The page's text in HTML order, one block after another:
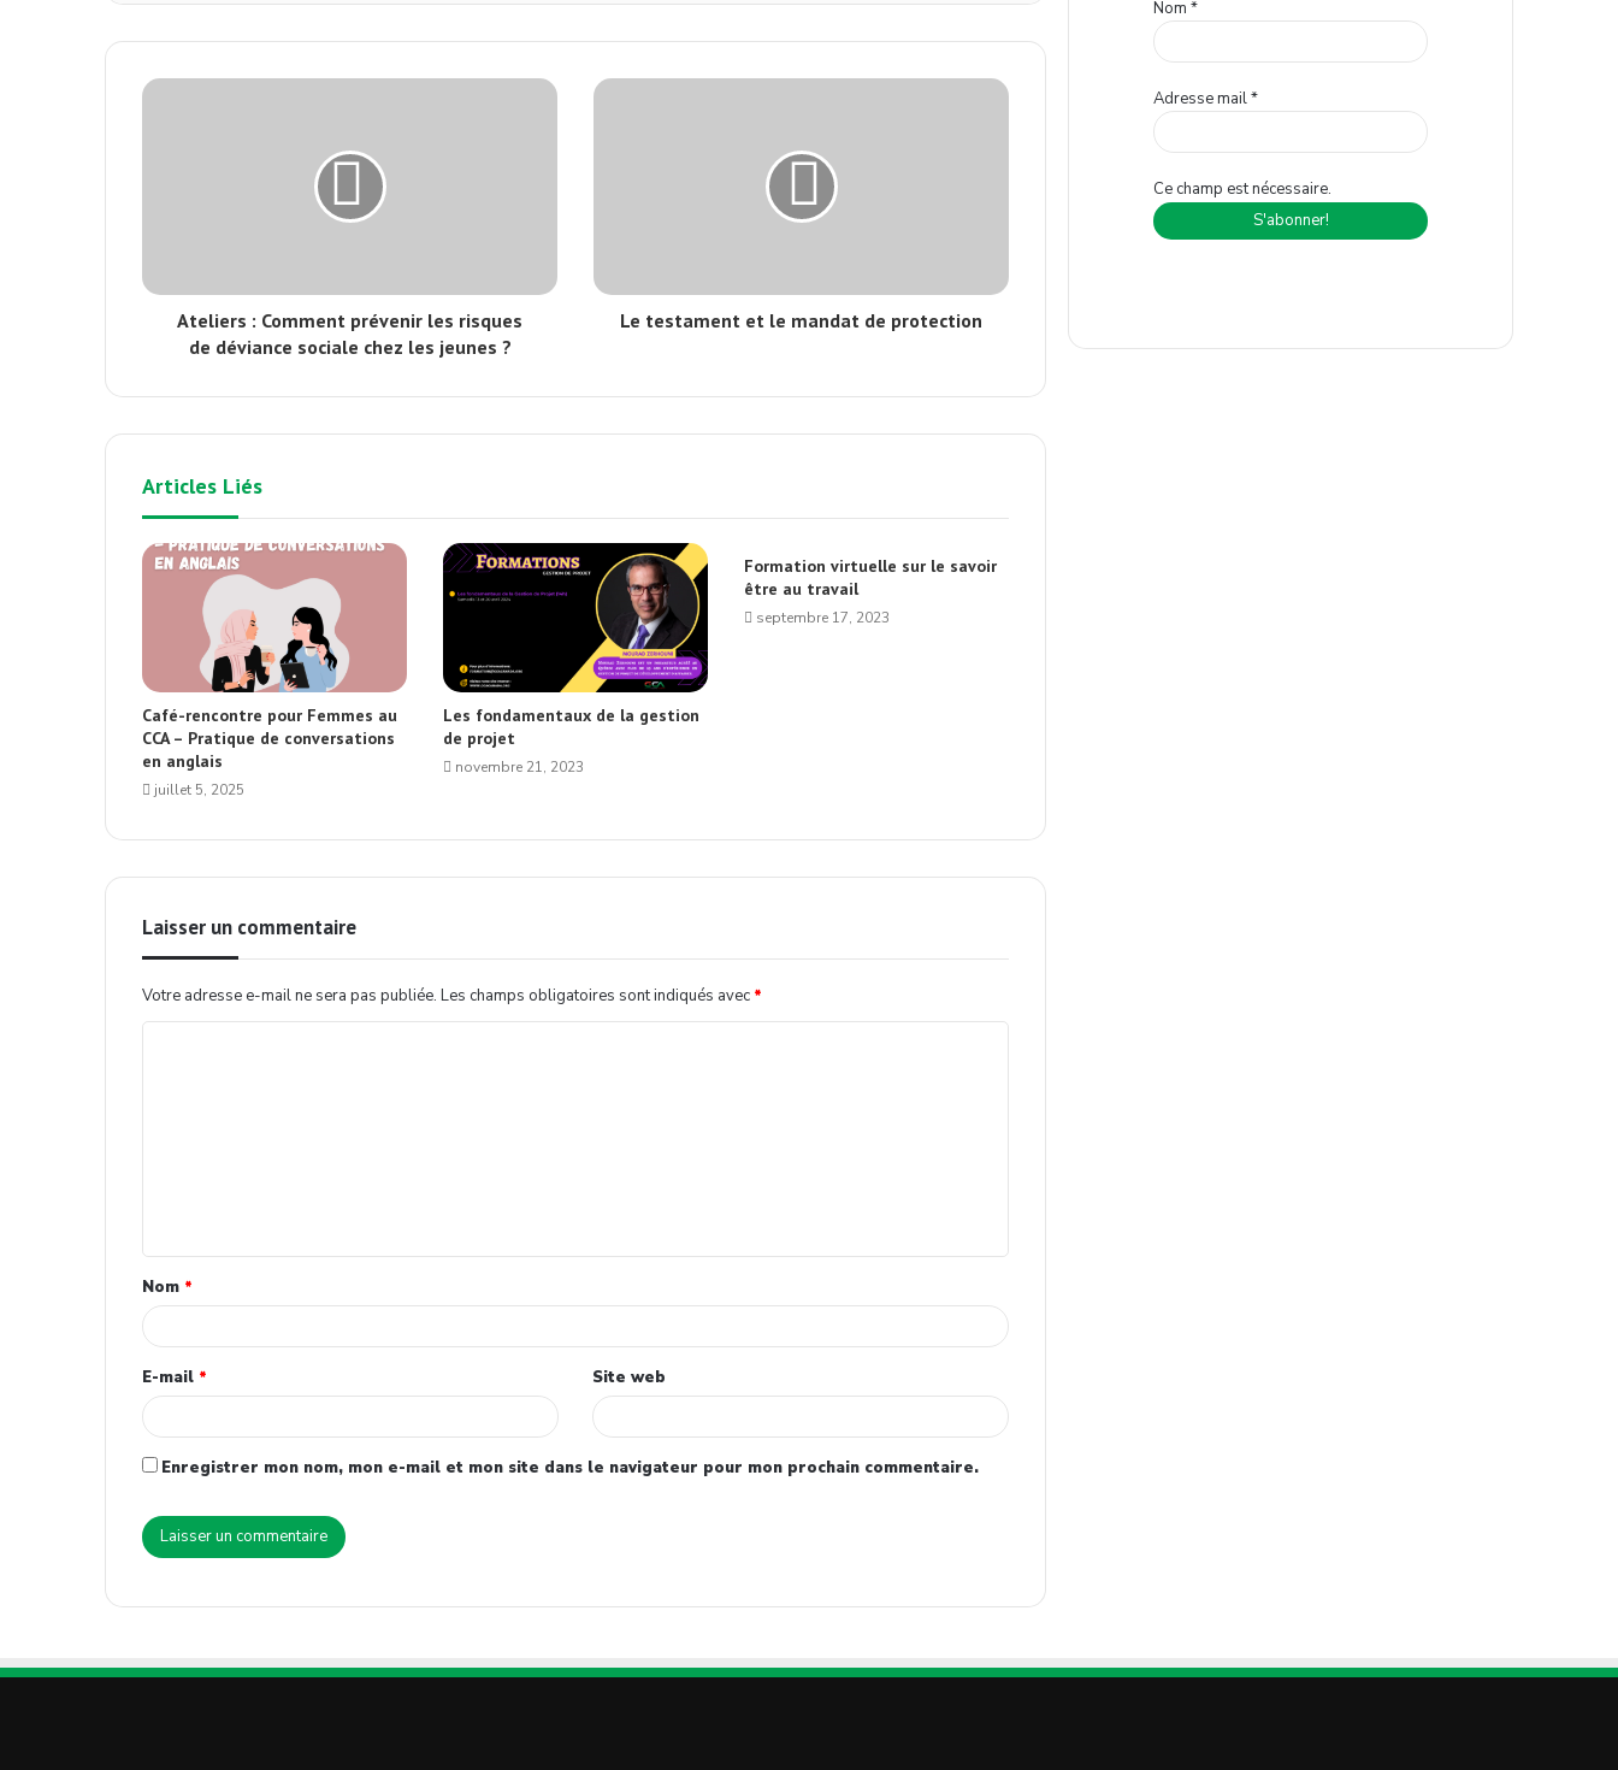
Ateliers : Comment prévenir les risques
de déviance sociale chez les jeunes ?
Le testament et le mandat de protection
Articles Liés
Café-rencontre pour Femmes au
CCA – Pratique de conversations
en anglais
juillet 5, 2025
Les fondamentaux de la gestion
de projet
novembre 21, 2023
Formation virtuelle sur le savoir
être au travail
septembre 17, 2023
Laisser un commentaire
Votre adresse e-mail ne sera pas publiée. Les champs obligatoires sont indiqués avec *
Nom *
E-mail * Site web
Enregistrer mon nom, mon e-mail et mon site dans le navigateur pour mon prochain commentaire.
Nom*
Adresse mail*
Ce champ est nécessaire.